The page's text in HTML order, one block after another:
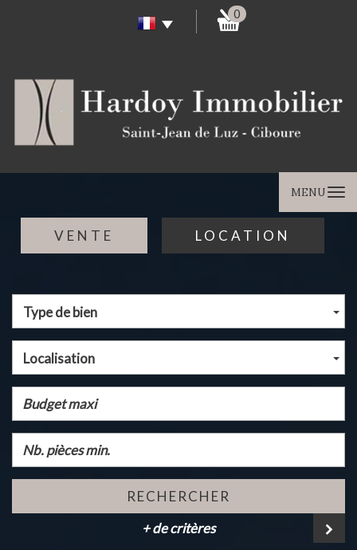
0
MENU
VENTE LOCATION
Type de bien
Localisation
RECHERCHER
+ de critères